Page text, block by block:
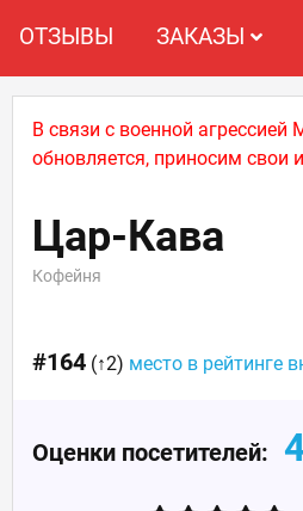
ОТЗЫВЫ ЗАКАЗЫ
В связи с военной
обновляется, приносим свои
Цар-Кава
Кофейня
#164 (↑2) место в рейтинге
Оценки посетителей: